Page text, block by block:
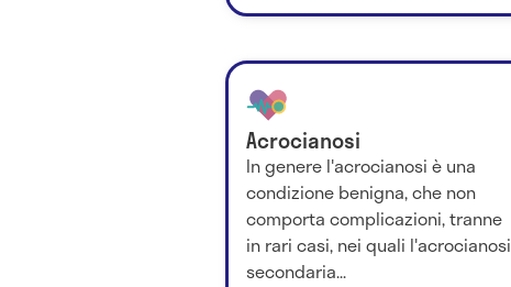
Acrocianosi
In genere l'acrocianosi è una
condizione benigna, che non
comporta complicazioni, tranne
in rari casi, nei quali l'acrocianosi
secondaria...